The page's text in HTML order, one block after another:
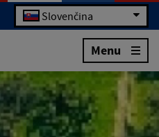
Slovenčina
Menu